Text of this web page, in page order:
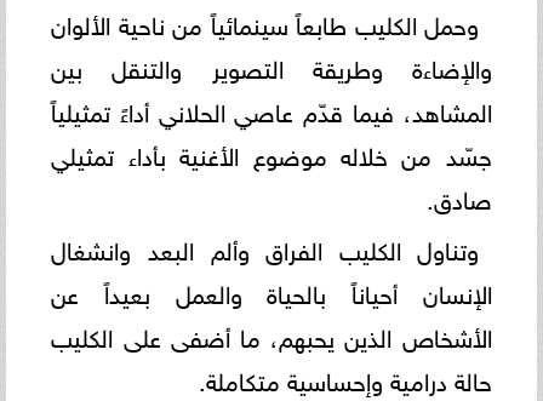
وحمل الكليب طابعاً سينمائياً من ناحية الألوان
والإضاءة وطريقة التصوير والتنقل بين
المشاهد، فيما قدّم عاصي الحلاني أداءً تمثيلياً
جسّد من خلاله موضوع الأغنية بأداء تمثيلي
صادق.
وتناول الكليب الفراق وألم البعد وانشغال
الإنسان أحياناً بالحياة والعمل بعيداً عن
الأشخاص الذين يحبهم، ما أضفى على الكليب
حالة درامية وإحساسية متكاملة.